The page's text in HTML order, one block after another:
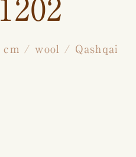
1202
cm / wool / Qashqai